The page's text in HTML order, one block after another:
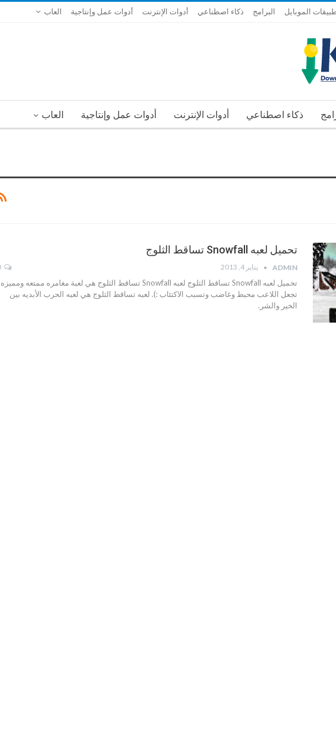
الموبايل البرامج ذكاء اصطناعي أدوات الإنترنت أدوات عمل وإنتاجية العاب
ذكاء اصطناعي أدوات الإنترنت أدوات عمل وإنتاجية العاب
تحميل لعبه Snowfall تساقط الثلوج
ADMIN يناير 4, 2013 0
تحميل لعبه Snowfall تساقط الثلوج لعبه Snowfall تساقط الثلوج هي لعبة مغامره ممتعه ومميزه
تجعل اللاعب محبط وغاضب وتسبب الاكتئاب :). لعبه تساقط الثلوج هي لعبه الحرب الأبديه بين
الخير والشر.